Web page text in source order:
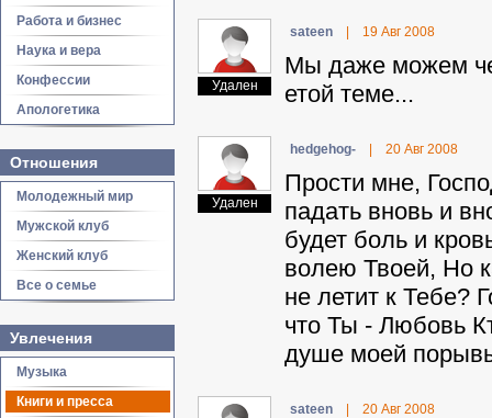
Работа и бизнес
Наука и вера
Конфессии
Апологетика
Отношения
Молодежный мир
Мужской клуб
Женский клуб
Все о семье
Увлечения
Музыка
Книги и пресса
Удален
sateen 19 Авг 2008
Мы даже можем
етой теме...
Удален
hedgehog- 20 Авг 2008
Прости мне,
падать вновь и
будет боль и
волею Твоей, Но
не летит к Тебе?
что Ты - Любовь
душе моей
sateen 20 Авг 2008